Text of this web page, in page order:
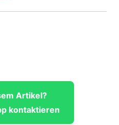
Artikel?
kontaktieren